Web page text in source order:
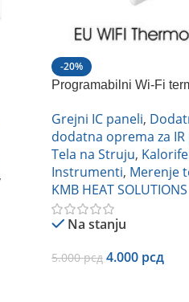
,
-20%
Programabilni Wi-Fi
Grejni IC paneli,
dodatna oprema za IR
Tela na Struju,
Instrumenti, Merenje
KMB HEAT SOLUTIONS
Na stanju
5.000рсд 4.000 рсд